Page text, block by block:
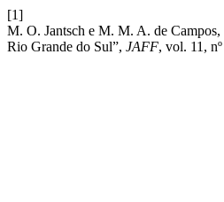
[1]
M. O. Jantsch e M. M. A. de Campos,
Rio Grande do Sul”, JAFF, vol. 11,